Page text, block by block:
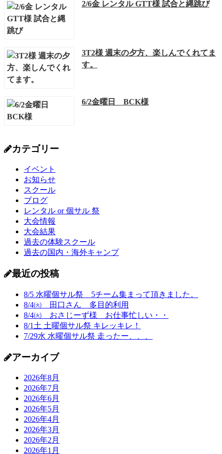
2/6金 レンタル GTT様 試合と縄跳び
3T2様 週末の夕方、楽しんでくれてま
す。
6/2金曜日 BCK様
カテゴリー
イベント
お知らせ
スクール
ブログ
レンタル or 個サル 祭
大会情報
大会結果
過去の体験スクール
過去の国内・海外キャンプ
最近の投稿
8/5 水曜個サル祭 5チーム集まって頂きました。
8/4㈫ 田口さん 多目的利用
8/4㈫ おさじーず様 お仕事忙しい・・
8/1土 土曜個サル祭 キレッキレ！
7/29水 水曜個サル祭 走ったー、、、
アーカイブ
2026年8月
2026年7月
2026年6月
2026年5月
2026年4月
2026年3月
2026年2月
2026年1月